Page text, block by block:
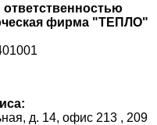
фирма "ТЕПЛО"
д. 14, офис 213 , 209